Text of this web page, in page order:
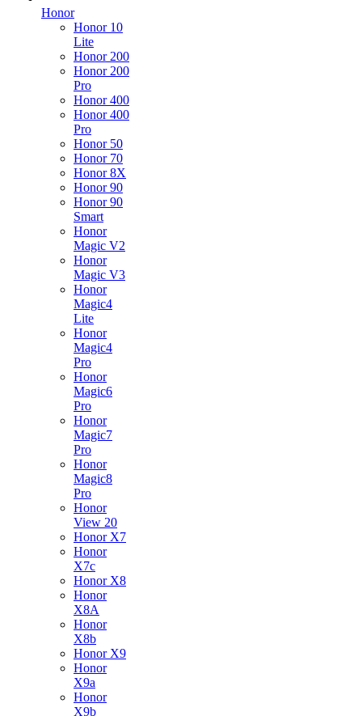
Honor
Honor 10
Lite
Honor 200
Honor 200
Pro
Honor 400
Honor 400
Pro
Honor 50
Honor 70
Honor 8X
Honor 90
Honor 90
Smart
Honor
Magic V2
Honor
Magic V3
Honor
Magic4
Lite
Honor
Magic4
Pro
Honor
Magic6
Pro
Honor
Magic7
Pro
Honor
Magic8
Pro
Honor
View 20
Honor X7
Honor
X7c
Honor X8
Honor
X8A
Honor
X8b
Honor X9
Honor
X9a
Honor
X9b